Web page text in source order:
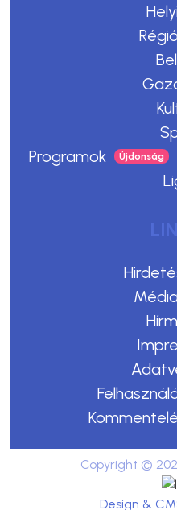
Programok
Copyright ©
Design &